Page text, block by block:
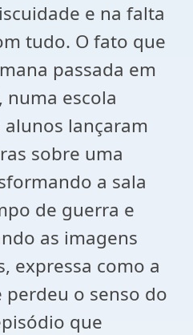
e na falta
tudo. O fato que
passada em
numa escola
lançaram
sobre uma
a sala
de guerra e
as imagens
expressa como a
perdeu o senso do
que